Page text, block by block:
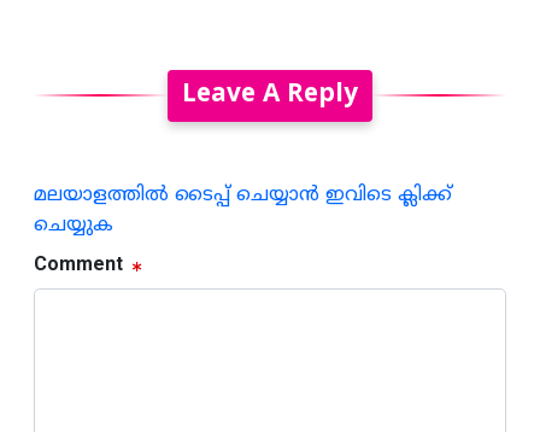
Leave A Reply
മലയാളത്തില്‍ ടൈപ്പ് ചെയ്യാന്‍ ഇവിടെ ക്ലിക്ക്
ചെയ്യുക
Comment